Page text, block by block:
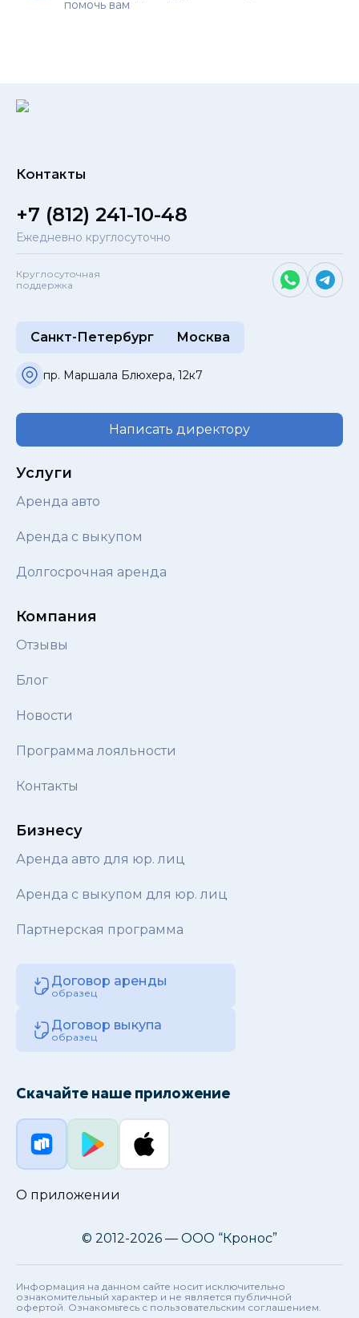
помочь вам
Услуги
Аренда авто
Аренда с выкупом
Долгосрочная аренда
Компания
Отзывы
Блог
Новости
Программа лояльности
Контакты
Бизнесу
Аренда авто для юр. лиц
Аренда с выкупом для юр. лиц
Партнерская программа
Договор аренды
образец
Договор выкупа
образец
Контакты
+7 (812) 241-10-48
Ежедневно круглосуточно
Круглосуточная
поддержка
Санкт-Петербург Москва
пр. Маршала Блюхера, 12к7
Написать директору
Скачайте наше приложение
О приложении
© 2012-2026 — ООО “Кронос”
Информация на данном сайте носит исключительно
ознакомительный характер и не является публичной
офертой. Ознакомьтесь с пользовательским соглашением.